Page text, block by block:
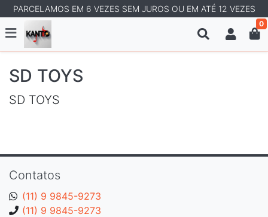
PARCELAMOS EM 6 VEZES SEM JUROS OU EM ATÉ 12 VEZES
0
SD TOYS
SD TOYS
Contatos
(11) 9 9845-9273
(11) 9 9845-9273